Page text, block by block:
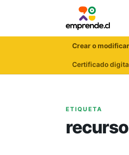
Crear o
Certificado
ETIQUETA